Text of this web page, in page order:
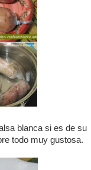
blanca si es de su
todo muy gustosa.